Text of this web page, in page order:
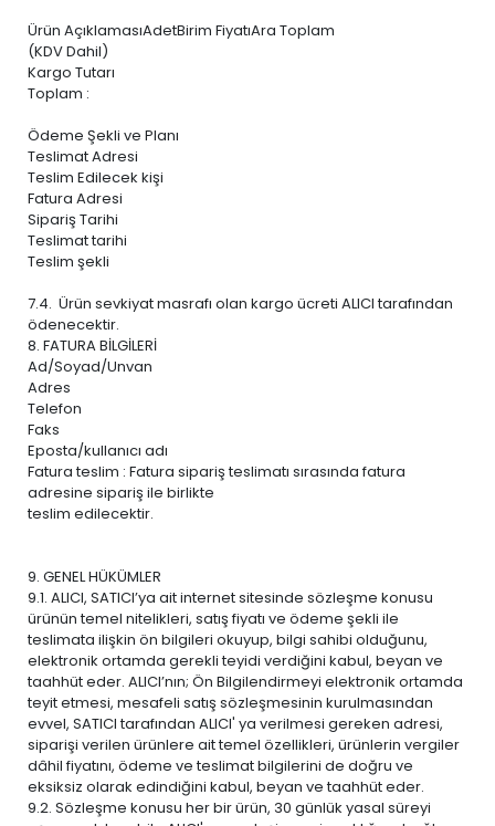
Ürün AçıklamasıAdetBirim FiyatıAra Toplam
(KDV Dahil)
Kargo Tutarı
Toplam :
Ödeme Şekli ve Planı
Teslimat Adresi
Teslim Edilecek kişi
Fatura Adresi
Sipariş Tarihi
Teslimat tarihi
Teslim şekli
7.4. Ürün sevkiyat masrafı olan kargo ücreti ALICI tarafından
ödenecektir.
8. FATURA BİLGİLERİ
Ad/Soyad/Unvan
Adres
Telefon
Faks
Eposta/kullanıcı adı
Fatura teslim : Fatura sipariş teslimatı sırasında fatura
adresine sipariş ile birlikte
teslim edilecektir.
9. GENEL HÜKÜMLER
9.1. ALICI, SATICI’ya ait internet sitesinde sözleşme konusu
ürünün temel nitelikleri, satış fiyatı ve ödeme şekli ile
teslimata ilişkin ön bilgileri okuyup, bilgi sahibi olduğunu,
elektronik ortamda gerekli teyidi verdiğini kabul, beyan ve
taahhüt eder. ALICI’nın; Ön Bilgilendirmeyi elektronik ortamda
teyit etmesi, mesafeli satış sözleşmesinin kurulmasından
evvel, SATICI tarafından ALICI' ya verilmesi gereken adresi,
siparişi verilen ürünlere ait temel özellikleri, ürünlerin vergiler
dâhil fiyatını, ödeme ve teslimat bilgilerini de doğru ve
eksiksiz olarak edindiğini kabul, beyan ve taahhüt eder.
9.2. Sözleşme konusu her bir ürün, 30 günlük yasal süreyi